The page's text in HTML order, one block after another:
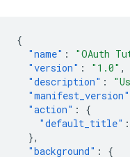
{
"name" : "OAuth
"version" : "1.0" ,
"description" :
"manifest_version"
"action" :
{
"default_title" :
},
"background" :
{